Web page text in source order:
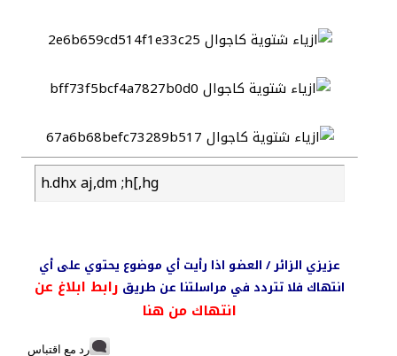
h.dhx aj,dm ;h[,hg
عزيزي الزائر / العضو اذا رأيت أي موضوع يحتوي على أي
انتهاك فلا تتردد في مراسلتنا عن طريق رابط ابلاغ عن
انتهاك من هنا
رد مع اقتباس